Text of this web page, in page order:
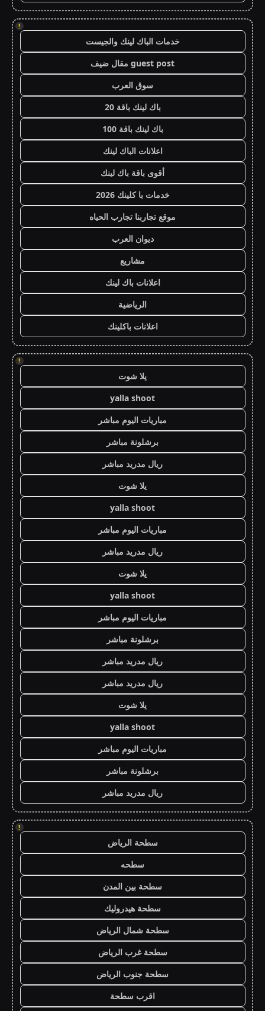
!
خدمات الباك لينك والجيست
guest post مقال ضيف
سوق العرب
باك لينك باقة 20
باك لينك باقة 100
اعلانات الباك لينك
أقوى باقة باك لينك
خدمات با كلينك 2026
موقع تجاربنا تجارب الحياه
ديوان العرب
مشاريع
اعلانات باك لينك
الرياضية
اعلانات باكلينك
!
يلا شوت
yalla shoot
مباريات اليوم مباشر
برشلونة مباشر
ريال مدريد مباشر
يلا شوت
yalla shoot
مباريات اليوم مباشر
ريال مدريد مباشر
يلا شوت
yalla shoot
مباريات اليوم مباشر
برشلونة مباشر
ريال مدريد مباشر
ريال مدريد مباشر
يلا شوت
yalla shoot
مباريات اليوم مباشر
برشلونة مباشر
ريال مدريد مباشر
!
سطحة الرياض
سطحه
سطحة بين المدن
سطحة هيدروليك
سطحة شمال الرياض
سطحة غرب الرياض
سطحة جنوب الرياض
اقرب سطحة